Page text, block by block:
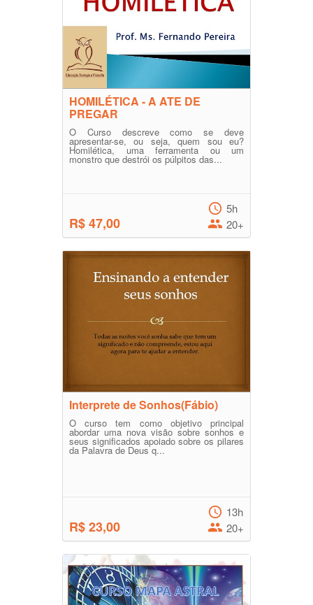
HOMILÉTICA - A ATE DE
PREGAR
O Curso descreve como se deve
apresentar-se, ou seja, quem sou eu?
Homilética, uma ferramenta ou um
monstro que destrói os púlpitos das...
R$ 47,00
5h
20+
Interprete de Sonhos(Fábio)
O curso tem como objetivo principal
abordar uma nova visão sobre sonhos e
seus significados apoiado sobre os pilares
da Palavra de Deus q...
R$ 23,00
13h
20+